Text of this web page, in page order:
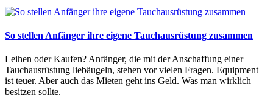
So stellen Anfänger ihre eigene Tauchausrüstung zusammen
Leihen oder Kaufen? Anfänger, die mit der Anschaffung einer
Tauchausrüstung liebäugeln, stehen vor vielen Fragen. Equipment
ist teuer. Aber auch das Mieten geht ins Geld. Was man wirklich
besitzen sollte.